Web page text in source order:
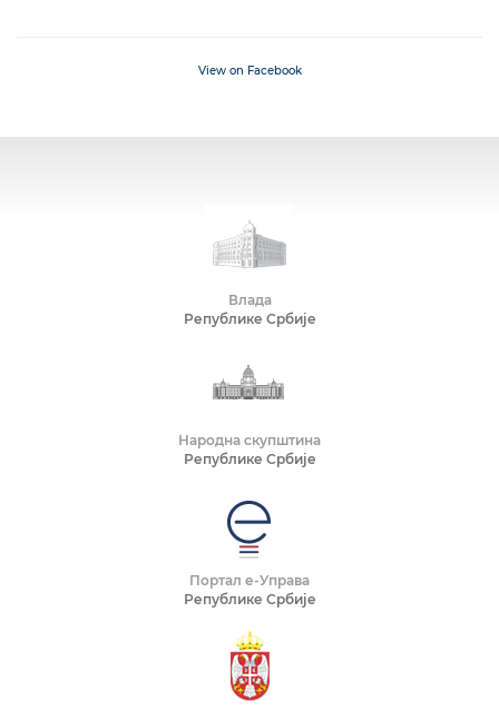
View on Facebook
Влада
Републике Србије
Народна скупштина
Републике Србије
Портал е-Управа
Републике Србије